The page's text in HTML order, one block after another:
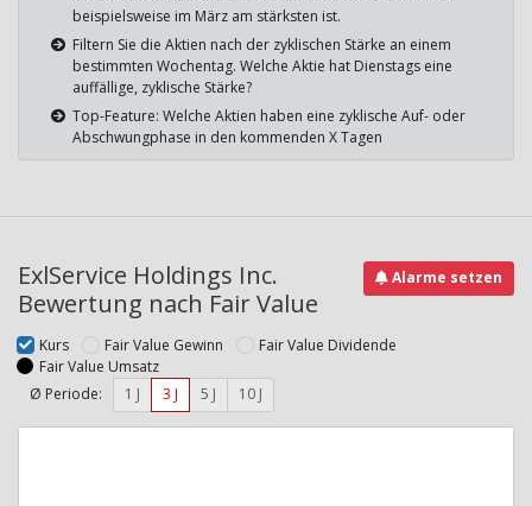
beispielsweise im März am stärksten ist.
Filtern Sie die Aktien nach der zyklischen Stärke an einem
bestimmten Wochentag. Welche Aktie hat Dienstags eine
auffällige, zyklische Stärke?
Top-Feature: Welche Aktien haben eine zyklische Auf- oder
Abschwungphase in den kommenden X Tagen
ExlService Holdings Inc.
Bewertung nach Fair Value
Alarme setzen
Kurs Fair Value Gewinn
Fair Value Dividende
Fair Value Umsatz
Ø Periode:
1 J 3 J 5 J 10 J